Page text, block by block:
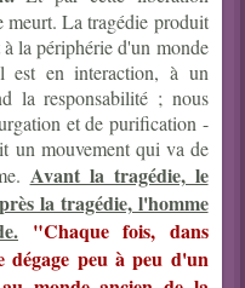
meurt. La tragédie produit
la périphérie d'un monde
est en interaction, à un
la responsabilité ; nous
et de purification -
un mouvement qui va de
Avant la tragédie, le
la tragédie, l'homme
"Chaque fois, dans
dégage peu à peu d'un